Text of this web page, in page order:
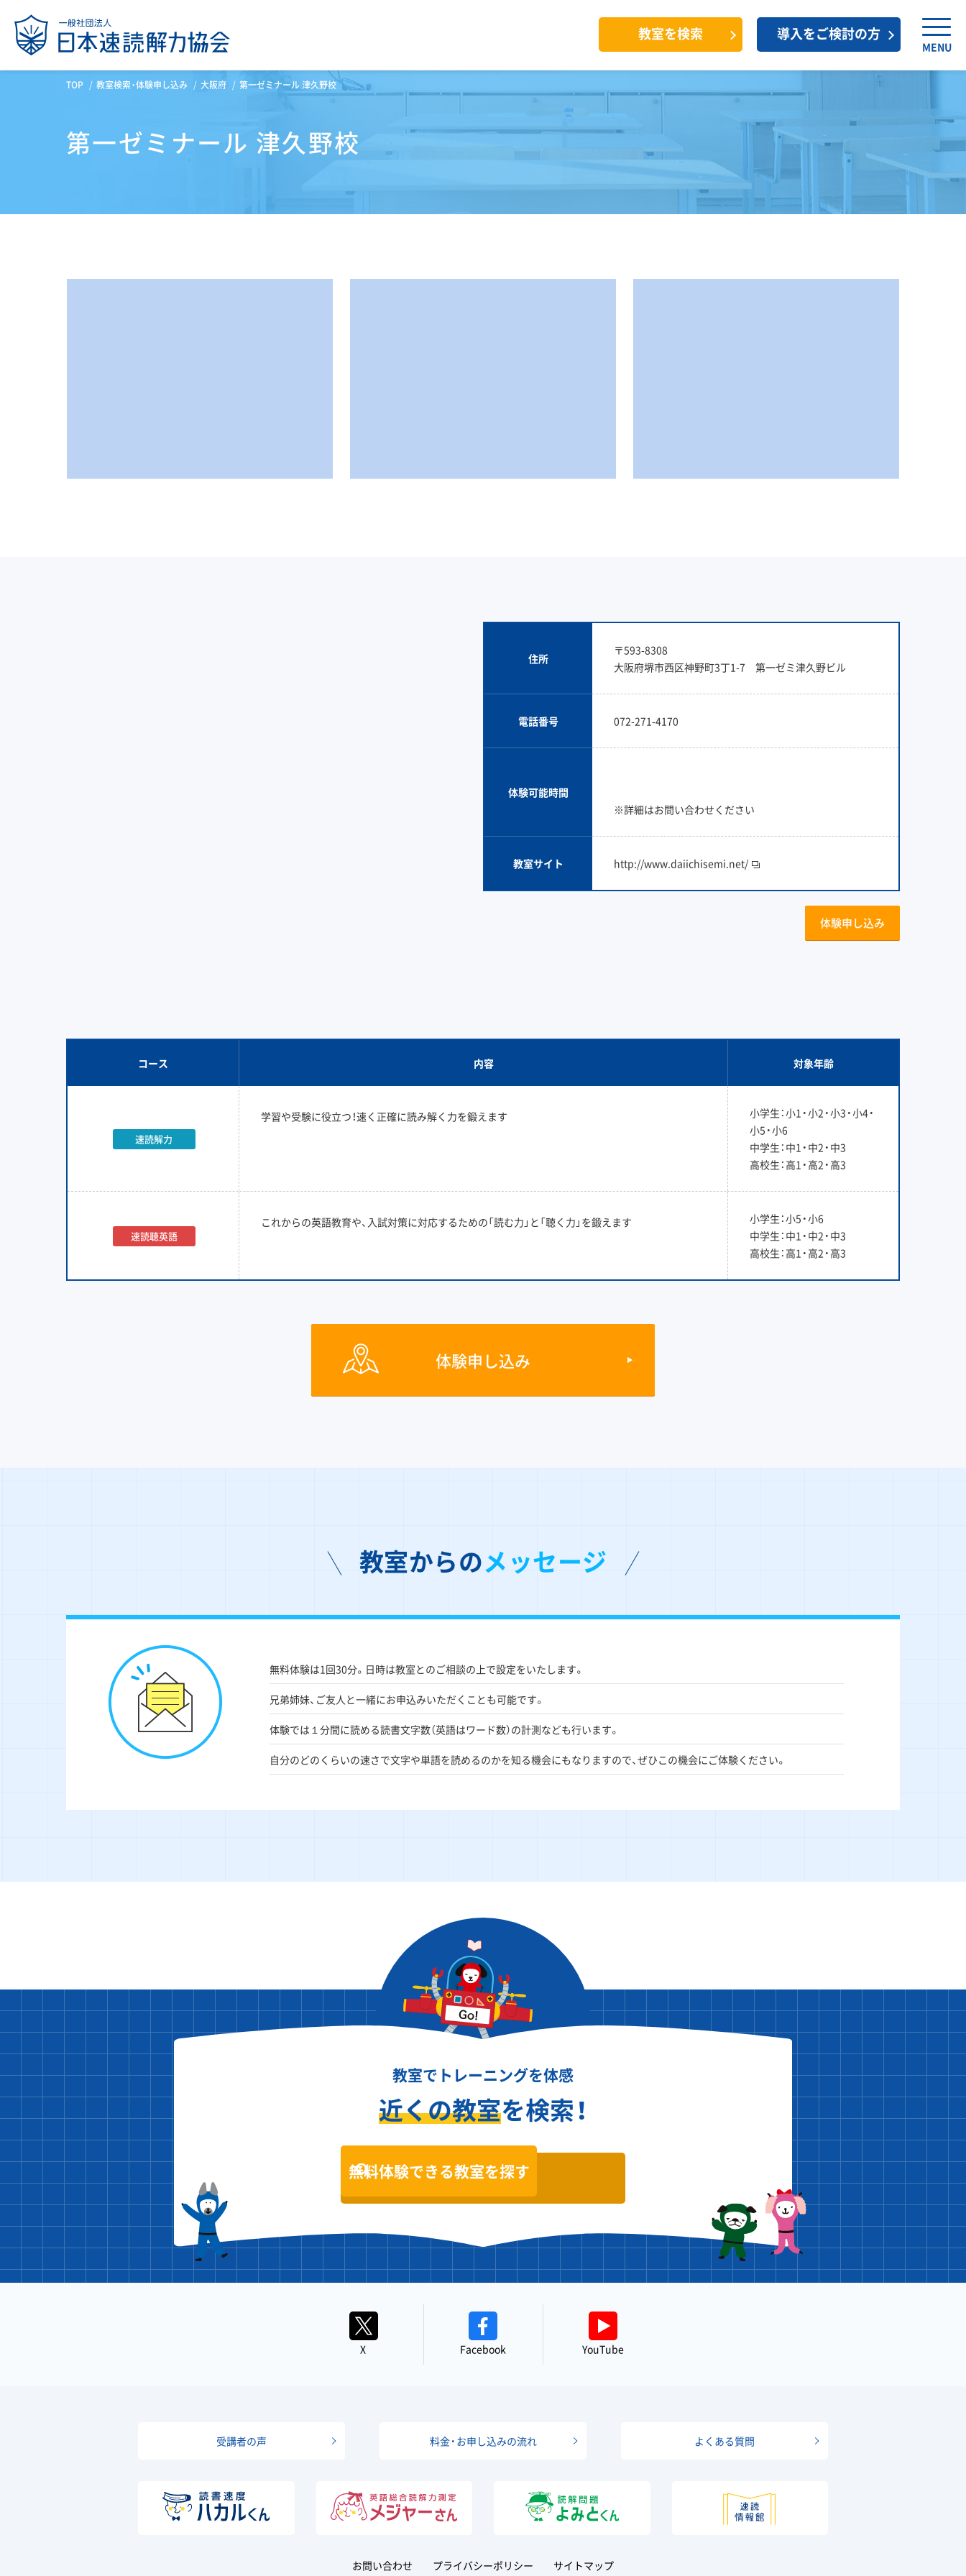
教室を検索 導入をご検討の方
MENU
TOP 教室検索・体験申し込み 大阪府 第一ゼミナール 津久野校
第一ゼミナール 津久野校
住所
〒593-8308
大阪府堺市西区神野町3丁1-7 第一ゼミ津久野ビル
電話番号 072-271-4170
体験可能時間
※詳細はお問い合わせください
教室サイト http://www.daiichisemi.net/
体験申し込み
コース 内容 対象年齢
速読解力
学習や受験に役立つ！速く正確に読み解く力を鍛えます
小学生：小1・小2・小3・小4・
小5・小6
中学生：中1・中2・中3
高校生：高1・高2・高3
速読聴英語
これからの英語教育や、入試対策に対応するための「読む力」と「聴く力」を鍛えます
小学生：小5・小6
中学生：中1・中2・中3
高校生：高1・高2・高3
体験申し込み
教室からのメッセージ
無料体験は1回30分。日時は教室とのご相談の上で設定をいたします。
兄弟姉妹、ご友人と一緒にお申込みいただくことも可能です。
体験では１分間に読める読書文字数（英語はワード数）の計測なども行います。
自分のどのくらいの速さで文字や単語を読めるのかを知る機会にもなりますので、ぜひこの機会にご体験ください。
教室でトレーニングを体感
近くの教室を検索！
無料体験できる教室を探す
X Facebook YouTube
受講者の声 料金・お申し込みの流れ よくある質問
お問い合わせ プライバシーポリシー サイトマップ